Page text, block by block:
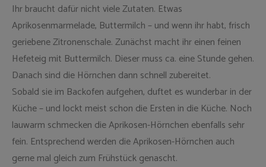
Ihr braucht dafür nicht viele Zutaten. Etwas
Aprikosenmarmelade, Buttermilch – und wenn ihr habt, frisch
geriebene Zitronenschale. Zunächst macht ihr einen feinen
Hefeteig mit Buttermilch. Dieser muss ca. eine Stunde gehen.
Danach sind die Hörnchen dann schnell zubereitet.
Sobald sie im Backofen aufgehen, duftet es wunderbar in der
Küche – und lockt meist schon die Ersten in die Küche. Noch
lauwarm schmecken die Aprikosen-Hörnchen ebenfalls sehr
fein. Entsprechend werden die Aprikosen-Hörnchen auch
gerne mal gleich zum Frühstück genascht.